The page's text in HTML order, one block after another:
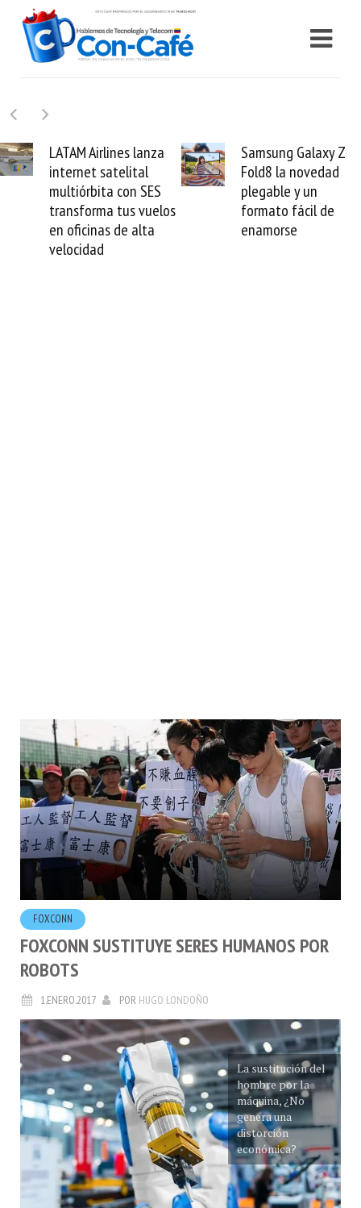
Samsung Galaxy Z
Fold8 la novedad
plegable y un
formato fácil de
enamorse
Cashea levanta 100
millones de dólares y
valida el crédito del
venezolano ante el
mundo
FOXCONN
FOXCONN SUSTITUYE SERES HUMANOS POR
ROBOTS
1.ENERO.2017
La sustitución del
hombre por la
máquina, ¿No
genera una
distorción
económica?